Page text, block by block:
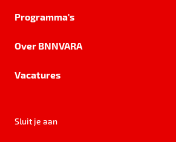
Programma's
Over BNNVARA
Vacatures
Sluit je aan